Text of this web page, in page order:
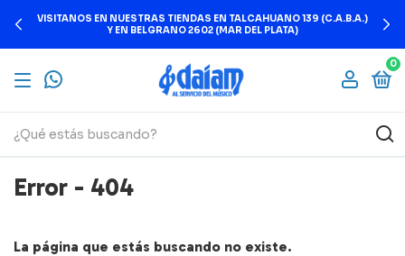
VISITANOS EN NUESTRAS TIENDAS EN TALCAHUANO 139 (C.A.B.A.)
Y EN BELGRANO 2602 (MAR DEL PLATA)
0
Error - 404
La página que estás buscando no existe.